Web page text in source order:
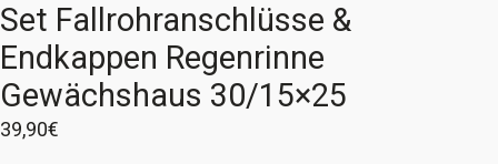
Set Fallrohranschlüsse &
Endkappen Regenrinne
Gewächshaus 30/15×25
39,90€